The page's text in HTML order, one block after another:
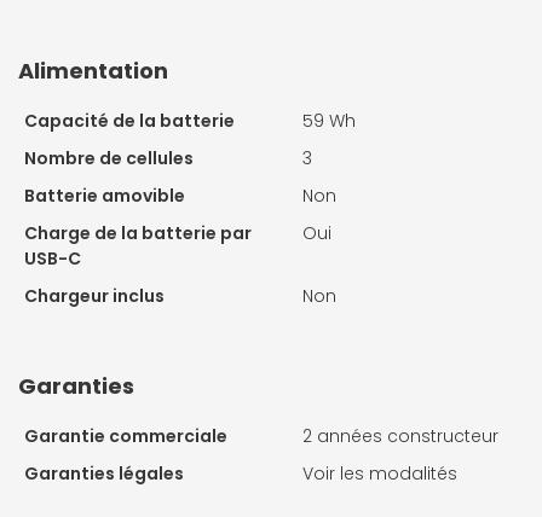
Alimentation
Capacité de la batterie
59 Wh
Nombre de cellules
3
Batterie amovible
Non
Charge de la batterie par
USB-C
Oui
Chargeur inclus Non
Garanties
Garantie commerciale
2 années constructeur
Garanties légales
Voir les modalités